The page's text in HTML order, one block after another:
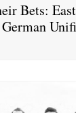
Bets: